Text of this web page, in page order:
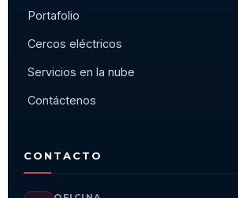
Portafolio
Cercos eléctricos
Servicios en la nube
Contáctenos
CONTACTO